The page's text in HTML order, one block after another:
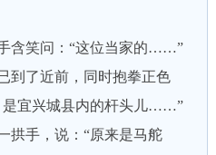
笑问：“这位当家的……”
了近前，同时抱拳正色
是宜兴城县内的杆头儿……”
手，说：“原来是马舵